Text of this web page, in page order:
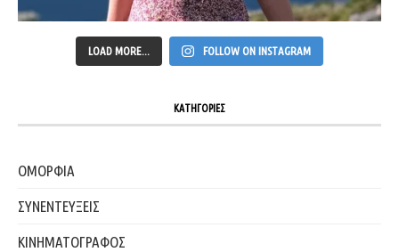
LOAD MORE... FOLLOW ON INSTAGRAM
ΚΑΤΗΓΟΡΙΕΣ
ΟΜΟΡΦΙΑ
ΣΥΝΕΝΤΕΥΞΕΙΣ
ΚΙΝΗΜΑΤΟΓΡΑΦΟΣ